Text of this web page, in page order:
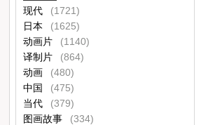
现代
(1721)
日本
(1625)
动画片
(1140)
译制片
(864)
动画
(480)
中国
(475)
当代
(379)
图画故事
(334)